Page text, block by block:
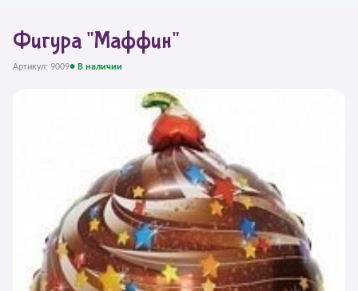
Фигура "Маффин"
Артикул: 9009● В наличии